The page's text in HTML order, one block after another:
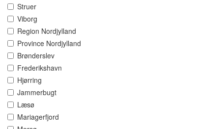
Struer
Viborg
Region Nordjylland
Province Nordjylland
Brønderslev
Frederikshavn
Hjørring
Jammerbugt
Læsø
Mariagerfjord